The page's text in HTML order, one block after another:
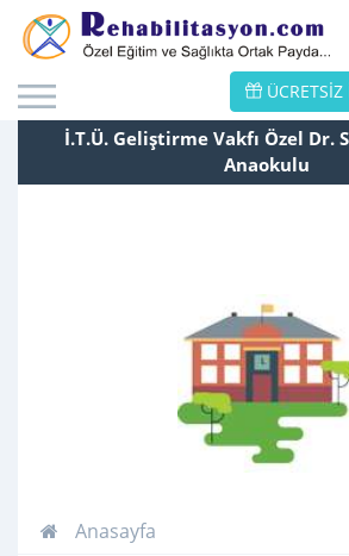
İ.T.Ü. Geliştirme Vakfı Özel Dr.
Anaokulu
Anasayfa